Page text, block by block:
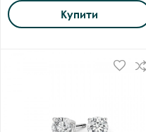
Купити